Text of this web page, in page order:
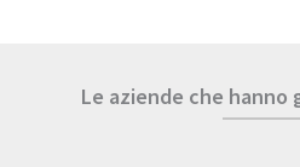
Le aziende che hanno